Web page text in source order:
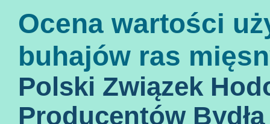
Ocena wartości
buhajów ras
Polski Związek
Producentów